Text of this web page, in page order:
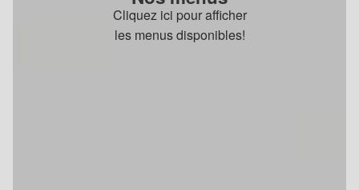
Cliquez ici pour afficher
les menus disponibles!